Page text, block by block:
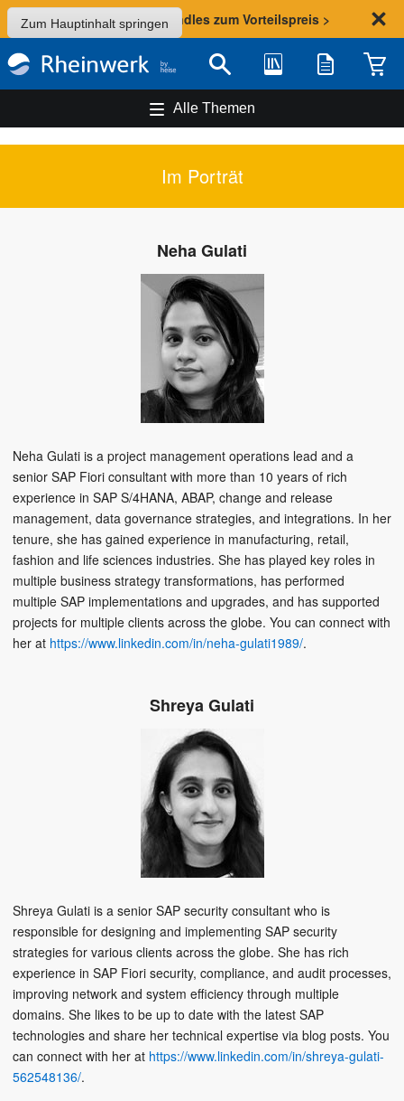
Zum Hauptinhalt springen
Sommer-Aktion: Bundles zum Vorteilspreis >
Suche Bibliothek Merkliste
Alle Themen
Im Porträt
Neha Gulati
Neha Gulati is a project management operations lead and a
senior SAP Fiori consultant with more than 10 years of rich
experience in SAP S/4HANA, ABAP, change and release
management, data governance strategies, and integrations. In her
tenure, she has gained experience in manufacturing, retail,
fashion and life sciences industries. She has played key roles in
multiple business strategy transformations, has performed
multiple SAP implementations and upgrades, and has supported
projects for multiple clients across the globe. You can connect with
her at https://www.linkedin.com/in/neha-gulati1989/.
Shreya Gulati
Shreya Gulati is a senior SAP security consultant who is
responsible for designing and implementing SAP security
strategies for various clients across the globe. She has rich
experience in SAP Fiori security, compliance, and audit processes,
improving network and system efficiency through multiple
domains. She likes to be up to date with the latest SAP
technologies and share her technical expertise via blog posts. You
can connect with her at https://www.linkedin.com/in/shreya-gulati-
562548136/.